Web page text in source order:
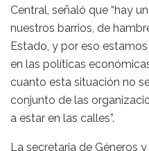
Central, señaló que “hay
nuestros barrios, de
Estado, y por eso
en las políticas
cuanto esta situación no
conjunto de las
a estar en las calles”.
La secretaria de Géneros